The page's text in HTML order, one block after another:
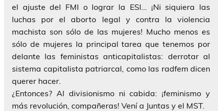
el ajuste del FMI o lograr la ESI… ¡Ni siquiera las
luchas por el aborto legal y contra la violencia
machista son sólo de las mujeres! Mucho menos es
sólo de mujeres la principal tarea que tenemos por
delante las feministas anticapitalistas: derrotar al
sistema capitalista patriarcal, como las radfem dicen
querer hacer.
¿Entonces? Al divisionismo ni cabida: ¡feminismo y
más revolución, compañeras! Vení a Juntas y el MST.